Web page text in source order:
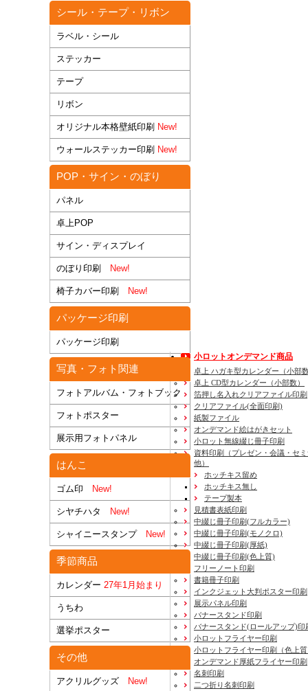
シール・テープ・リボン
ラベル・シール
ステッカー
テープ
リボン
オリジナル本格壁紙印刷 New!
ウォールステッカー印刷 New!
POP・サイン・のぼり
パネル
卓上POP
サイン・ディスプレイ
のぼり印刷 New!
椅子カバー印刷 New!
パッケージ印刷
パッケージ印刷
写真・フォト関連
フォトアルバム・フォトブック
フォトポスター
展示用フォトパネル
はんこ
ゴム印 New!
シヤチハタ New!
シャイニースタンプNew!
季節商品
カレンダー 27年1月始まり
うちわ
選挙ポスター
その他
アクリルグッズ New!
小ロットオンデマンド商品
卓上 ハガキ型カレンダー（小部
卓上 CD型カレンダー（小部数）
箔押し名入れクリアファイル印刷
クリアファイル(全面印刷)
紙製ファイル
オンデマンド絵はがきセット
小ロット無線綴じ冊子印刷
資料印刷
（プレゼン・会議・セ
他）
ホッチキス留め
ホッチキス無し
テープ製本
見積書表紙印刷
中綴じ冊子印刷(フルカラー)
中綴じ冊子印刷(モノクロ)
中綴じ冊子印刷(厚紙)
中綴じ冊子印刷(色上質)
フリーノート印刷
書籍冊子印刷
インクジェット大判ポスター印刷
展示パネル印刷
バナースタンド印刷
バナースタンド(ロールアップ)印
小ロットフライヤー印刷
小ロットフライヤー印刷（色上
オンデマンド厚紙フライヤー印刷
名刺印刷
二つ折り名刺印刷